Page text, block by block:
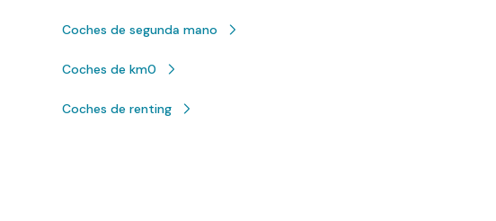
Coches de segunda mano
Coches de km0
Coches de renting